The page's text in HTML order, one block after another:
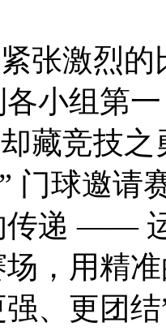
张激烈的
小组第
藏竞技之
门球邀请
传递 ——
，用精
、更团